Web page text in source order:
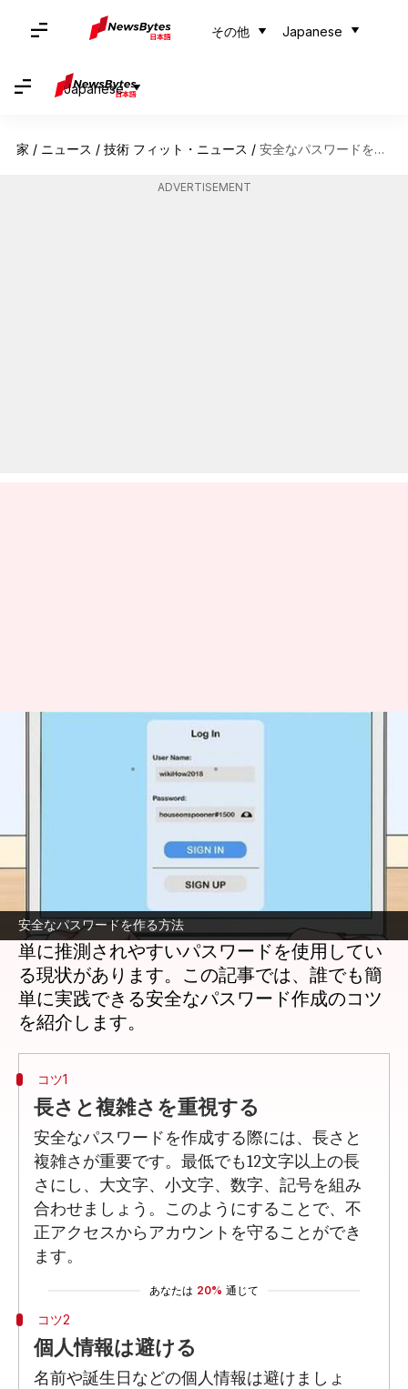
その他 Japanese
Japanese
家 / ニュース / 技術 フィット・ニュース / 安全なパスワードを作る方法
ADVERTISEMENT
安全なパスワードを作る方法
安全なパスワードを作る方法
Jun 23, 2026 07:29 pm
インターネットの普及により、私たちの生活
はますますデジタル化しています。その中
で、個人情報を守るためには安全なパスワー
ドが必要不可欠です。しかし、多くの人が簡
単に推測されやすいパスワードを使用してい
る現状があります。この記事では、誰でも簡
単に実践できる安全なパスワード作成のコツ
コツ1
長さと複雑さを重視する
安全なパスワードを作成する際には、長さと
複雑さが重要です。最低でも12文字以上の長
さにし、大文字、小文字、数字、記号を組み
合わせましょう。このようにすることで、不
正アクセスからアカウントを守ることができ
ます。
あなたは 20% 通じて
コツ2
個人情報は避ける
名前や誕生日などの個人情報は避けましょ